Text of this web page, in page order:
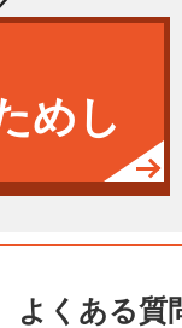
めし
よくある質